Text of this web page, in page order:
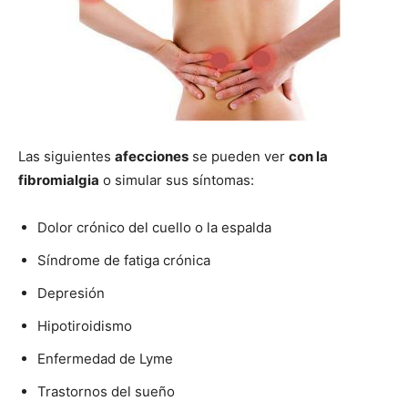
Las siguientes afecciones se pueden ver con la
fibromialgia o simular sus sí­ntomas:
Dolor crónico del cuello o la espalda
Sí­ndrome de fatiga crónica
Depresión
Hipotiroidismo
Enfermedad de Lyme
Trastornos del sueño